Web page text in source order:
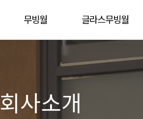
무빙월 글라스무빙월
제품소개
시공사례
회사소개